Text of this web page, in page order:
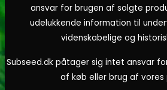
ansvar for brugen af solgte
udelukkende information til
videnskabelige og
Subseed.dk påtager sig intet ansvar
af køb eller brug af vores